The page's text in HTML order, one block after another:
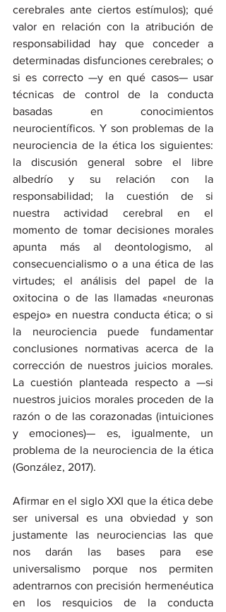
cerebrales ante ciertos estímulos); qué
valor en relación con la atribución de
responsabilidad hay que conceder a
determinadas disfunciones cerebrales; o
si es correcto —y en qué casos— usar
técnicas de control de la conducta
basadas en conocimientos
neurocientíficos. Y son problemas de la
neurociencia de la ética los siguientes:
la discusión general sobre el libre
albedrío y su relación con la
responsabilidad; la cuestión de si
nuestra actividad cerebral en el
momento de tomar decisiones morales
apunta más al deontologismo, al
consecuencialismo o a una ética de las
virtudes; el análisis del papel de la
oxitocina o de las llamadas «neuronas
espejo» en nuestra conducta ética; o si
la neurociencia puede fundamentar
conclusiones normativas acerca de la
corrección de nuestros juicios morales.
La cuestión planteada respecto a —si
nuestros juicios morales proceden de la
razón o de las corazonadas (intuiciones
y emociones)— es, igualmente, un
problema de la neurociencia de la ética
(González, 2017).
Afirmar en el siglo XXI que la ética debe
ser universal es una obviedad y son
justamente las neurociencias las que
nos darán las bases para ese
universalismo porque nos permiten
adentrarnos con precisión hermenéutica
en los resquicios de la conducta